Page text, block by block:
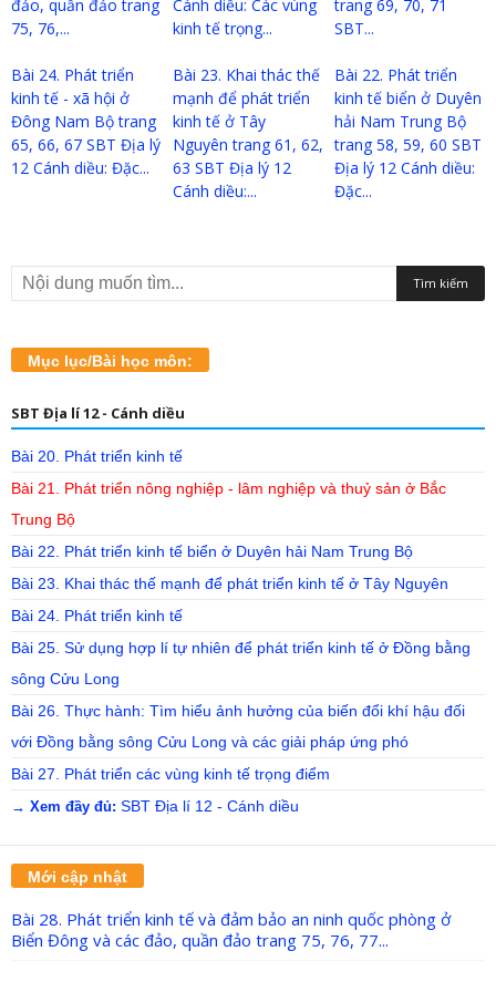
đảo, quần đảo trang
75, 76,...
Cánh diều: Các vùng
kinh tế trọng...
trang 69, 70, 71
SBT...
Bài 24. Phát triển
kinh tế - xã hội ở
Đông Nam Bộ trang
65, 66, 67 SBT Địa lý
12 Cánh diều: Đặc...
Bài 23. Khai thác thế
mạnh để phát triển
kinh tế ở Tây
Nguyên trang 61, 62,
63 SBT Địa lý 12
Cánh diều:...
Bài 22. Phát triển
kinh tế biển ở Duyên
hải Nam Trung Bộ
trang 58, 59, 60 SBT
Địa lý 12 Cánh diều:
Đặc...
Mục lục/Bài học môn:
SBT Địa lí 12 - Cánh diều
Bài 20. Phát triển kinh tế
Bài 21. Phát triển nông nghiệp - lâm nghiệp và thuỷ sản ở Bắc
Trung Bộ
Bài 22. Phát triển kinh tế biển ở Duyên hải Nam Trung Bộ
Bài 23. Khai thác thế mạnh để phát triển kinh tế ở Tây Nguyên
Bài 24. Phát triển kinh tế
Bài 25. Sử dụng hợp lí tự nhiên để phát triển kinh tế ở Đồng bằng
sông Cửu Long
Bài 26. Thực hành: Tìm hiểu ảnh hưởng của biến đổi khí hậu đối
với Đồng bằng sông Cửu Long và các giải pháp ứng phó
Bài 27. Phát triển các vùng kinh tế trọng điểm
→ Xem đầy đủ: SBT Địa lí 12 - Cánh diều
Mới cập nhật
Bài 28. Phát triển kinh tế và đảm bảo an ninh quốc phòng ở
Biển Đông và các đảo, quần đảo trang 75, 76, 77...